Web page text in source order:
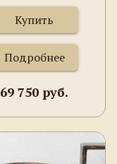
Купить
Подробнее
69 750 руб.